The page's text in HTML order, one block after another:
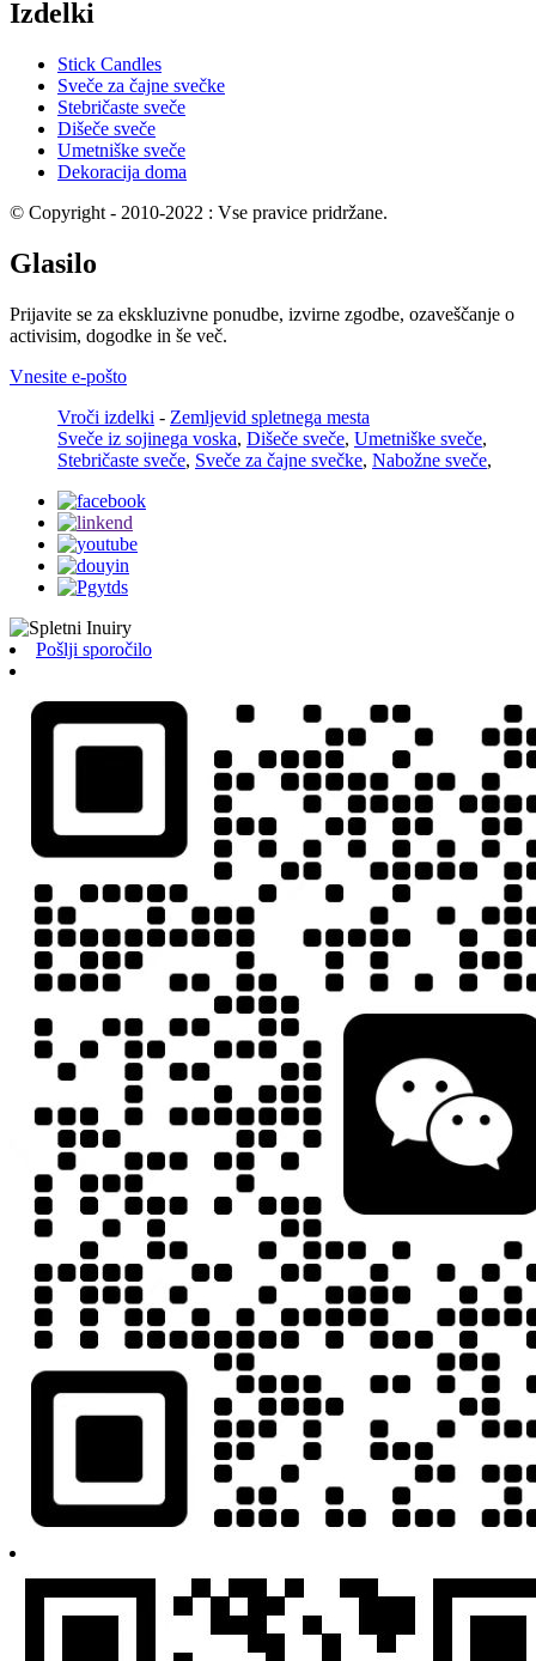
Izdelki
Stick Candles
Sveče za čajne svečke
Stebričaste sveče
Dišeče sveče
Umetniške sveče
Dekoracija doma
© Copyright - 2010-2022 : Vse pravice pridržane.
Glasilo
Prijavite se za ekskluzivne ponudbe, izvirne zgodbe, ozaveščanje o
activisim, dogodke in še več.
Vnesite e-pošto
Vroči izdelki - Zemljevid spletnega mesta
Sveče iz sojinega voska, Dišeče sveče, Umetniške sveče,
Stebričaste sveče, Sveče za čajne svečke, Nabožne sveče,
Pošlji sporočilo